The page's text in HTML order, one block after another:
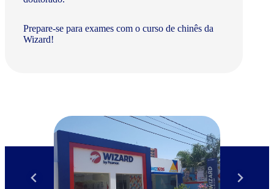
Prepare-se para exames com o curso de chinês da
Wizard!